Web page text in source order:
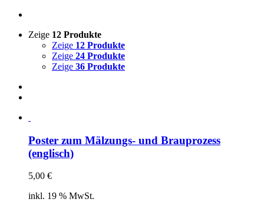
Zeige 12 Produkte
Zeige 12 Produkte
Zeige 24 Produkte
Zeige 36 Produkte
Poster zum Mälzungs- und Brauprozess
(englisch)
5,00 €
inkl. 19 % MwSt.